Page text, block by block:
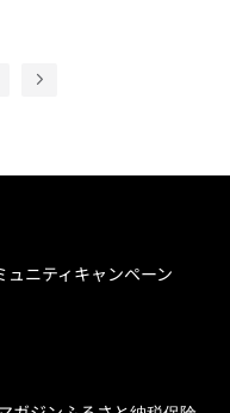
ュニティ キャンペーン